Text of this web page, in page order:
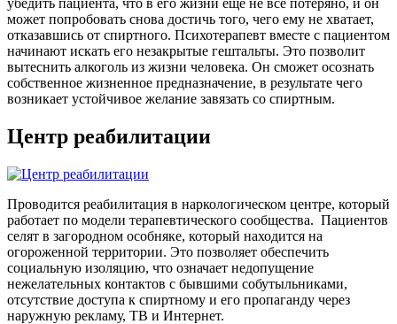
убедить пациента, что в его жизни ещё не всё потеряно, и он
может попробовать снова достичь того, чего ему не хватает,
отказавшись от спиртного. Психотерапевт вместе с пациентом
начинают искать его незакрытые гештальты. Это позволит
вытеснить алкоголь из жизни человека. Он сможет осознать
собственное жизненное предназначение, в результате чего
возникает устойчивое желание завязать со спиртным.
Центр реабилитации
Проводится реабилитация в наркологическом центре, который
работает по модели терапевтического сообщества. Пациентов
селят в загородном особняке, который находится на
огороженной территории. Это позволяет обеспечить
социальную изоляцию, что означает недопущение
нежелательных контактов с бывшими собутыльниками,
отсутствие доступа к спиртному и его пропаганду через
наружную рекламу, ТВ и Интернет.